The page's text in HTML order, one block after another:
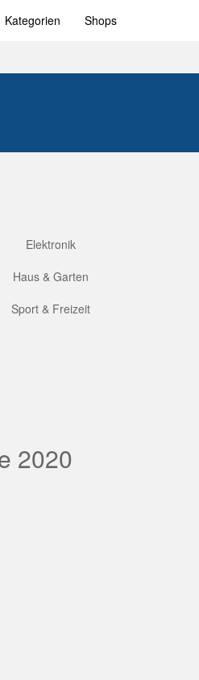
Kategorien Shops
Elektronik
Haus & Garten
Sport & Freizeit
2020